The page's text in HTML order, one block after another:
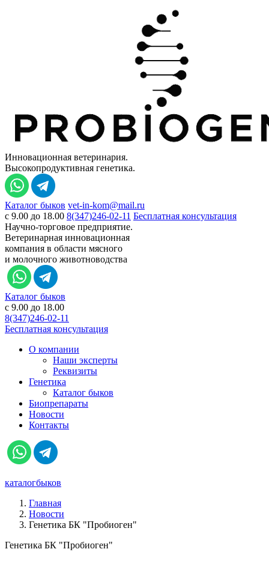
Инновационная ветеринария.
Высокопродуктивная генетика.
Каталог быков vet-in-kom@mail.ru
c 9.00 до 18.00 8(347)246-02-11 Бесплатная консультация
Научно-торговое предприятие.
Ветеринарная инновационная
компания в области мясного
и молочного животноводства
Каталог быков
c 9.00 до 18.00
8(347)246-02-11
Бесплатная консультация
О компании
Наши эксперты
Реквизиты
Генетика
Каталог быков
Биопрепараты
Новости
Контакты
каталогбыков
Главная
Новости
Генетика БК "Пробиоген"
Генетика БК "Пробиоген"